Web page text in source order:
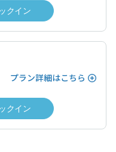
クイン
プラン詳細はこちら
クイン